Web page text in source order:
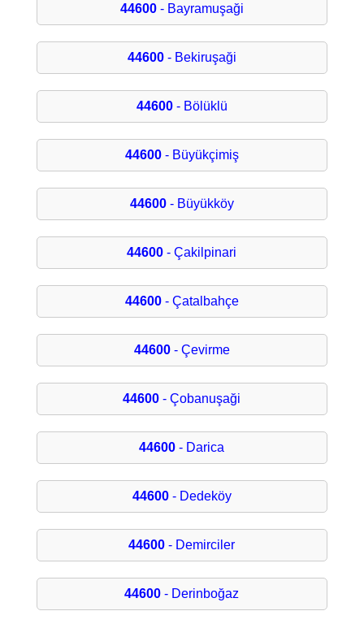
44600- Bayramuşaği
44600- Bekiruşaği
44600- Bölüklü
44600- Büyükçimiş
44600- Büyükköy
44600 - Çakilpinari
44600- Çatalbahçe
44600- Çevirme
44600 - Çobanuşaği
44600 - Darica
44600- Dedeköy
44600 - Demirciler
44600 - Derinboğaz